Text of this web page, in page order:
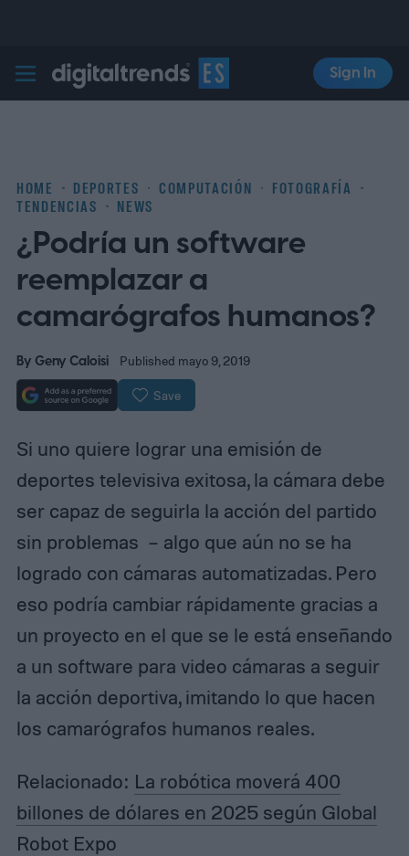
Digital Trends Español
Sign In
HOME DEPORTES COMPUTACIÓN
FOTOGRAFÍA
TENDENCIAS
NEWS
¿Podría un software
reemplazar a
camarógrafos humanos?
ByGeny Caloisi Published mayo 9, 2019
Save
Si uno quiere lograr una emisión de
deportes televisiva exitosa, la cámara debe
ser capaz de seguirla la acción del partido
sin problemas – algo que aún no se ha
logrado con cámaras automatizadas. Pero
eso podría cambiar rápidamente gracias a
un proyecto en el que se le está enseñando
a un software para video cámaras a seguir
la acción deportiva, imitando lo que hacen
los camarógrafos humanos reales.
Relacionado: La robótica moverá 400
billones de dólares en 2025 según Global
Robot Expo